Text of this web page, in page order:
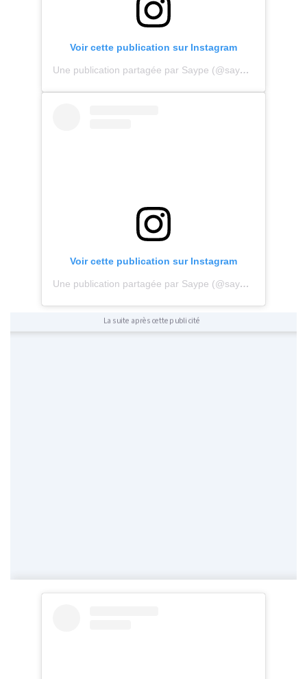
Voir cette publication sur Instagram
Une publication partagée par Saype (@saype_artiste)
Voir cette publication sur Instagram
Une publication partagée par Saype (@saype_artiste)
La suite après cette publicité